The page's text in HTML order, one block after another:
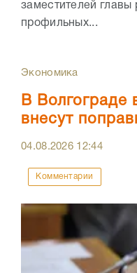
заместителей главы
профильных...
Экономика
В Волгограде
внесут
04.08.2026 12:44
Комментарии